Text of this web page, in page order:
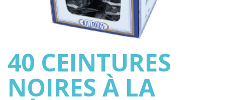
40 CEINTURES
NOIRES À LA